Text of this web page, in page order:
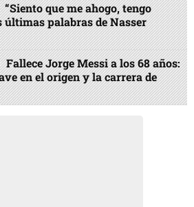
“Siento que me ahogo, tengo
últimas palabras de Nasser
Fallece Jorge Messi a los 68 años:
en el origen y la carrera de